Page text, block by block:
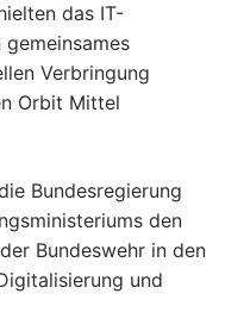
das IT-
Verbringung
Orbit Mittel
Bundesregierung
den
Bundeswehr in den
und